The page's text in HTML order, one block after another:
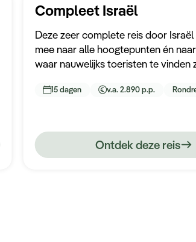
Compleet Israël
Deze zeer complete reis door
mee naar alle hoogtepunten én
waar nauwelijks toeristen te vinden
15 dagen v.a. 2.890 p.p.
Ontdek deze reis